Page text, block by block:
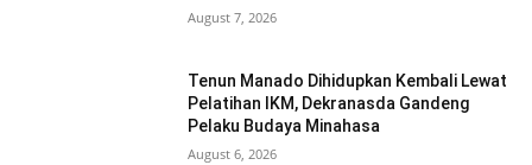
August 7, 2026
Tenun Manado Dihidupkan Kembali Lewat
Pelatihan IKM, Dekranasda Gandeng
Pelaku Budaya Minahasa
August 6, 2026